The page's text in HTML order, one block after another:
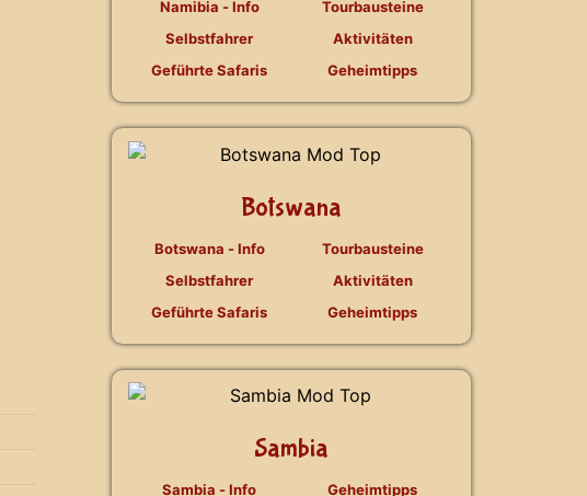
Namibia - Info
Selbstfahrer
Geführte Safaris
Tourbausteine
Aktivitäten
Geheimtipps
Botswana
Botswana - Info
Selbstfahrer
Geführte Safaris
Tourbausteine
Aktivitäten
Geheimtipps
Sambia
Sambia - Info
Geheimtipps